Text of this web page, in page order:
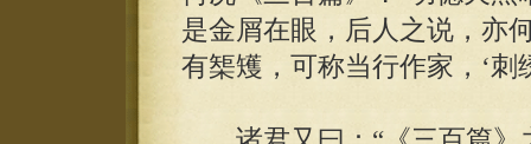
是金屑在眼，后人之说，亦
有榘矱，可称当行作家，‘刺